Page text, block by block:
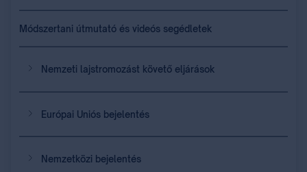
Módszertani útmutató és videós segédletek
Nemzeti lajstromozást követő eljárások
Európai Uniós bejelentés
Nemzetközi bejelentés